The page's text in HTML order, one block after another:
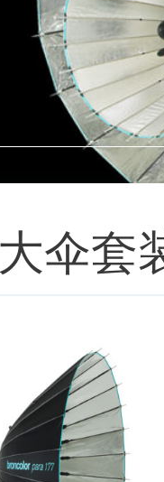
伞